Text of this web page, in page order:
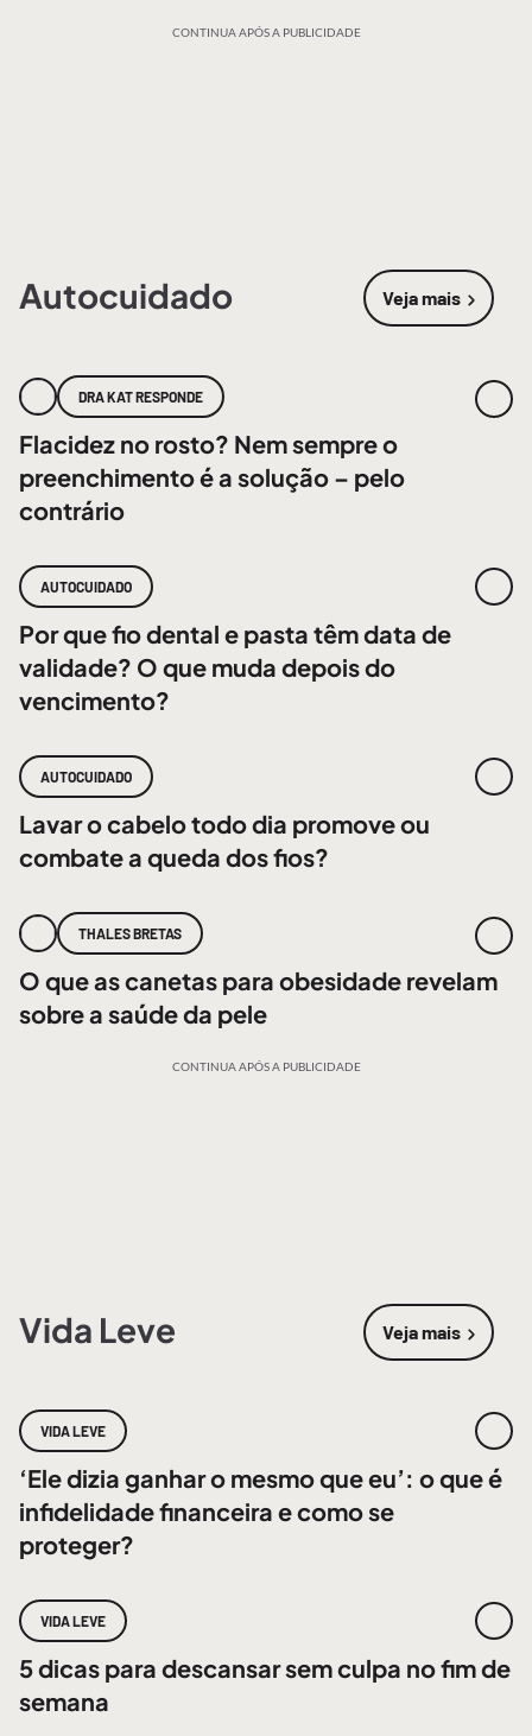
CONTINUA APÓS A PUBLICIDADE
Autocuidado Veja mais
sobre
DRA KAT RESPONDE
Flacidez no rosto? Nem sempre o
preenchimento é a solução – pelo
contrário
AUTOCUIDADO
Por que fio dental e pasta têm data de
validade? O que muda depois do
vencimento?
AUTOCUIDADO
Lavar o cabelo todo dia promove ou
combate a queda dos fios?
THALES BRETAS
O que as canetas para obesidade revelam
sobre a saúde da pele
CONTINUA APÓS A PUBLICIDADE
Vida Leve Veja mais
sobre Vida
VIDA LEVE
‘Ele dizia ganhar o mesmo que eu’: o que é
infidelidade financeira e como se
proteger?
VIDA LEVE
5 dicas para descansar sem culpa no fim de
semana